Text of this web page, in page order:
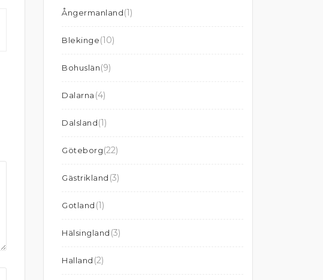
Ångermanland(1)
Blekinge(10)
Bohuslän(9)
Dalarna (4)
Dalsland(1)
Göteborg(22)
Gästrikland (3)
Gotland (1)
Hälsingland (3)
Halland (2)